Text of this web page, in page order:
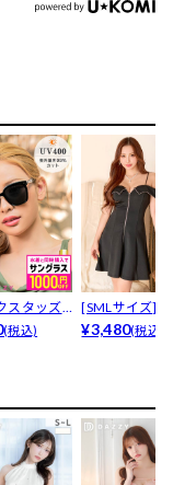
スタッズ
ス
(税込)
[SMLサイズ]
トジップビジ
¥3,480(税込)